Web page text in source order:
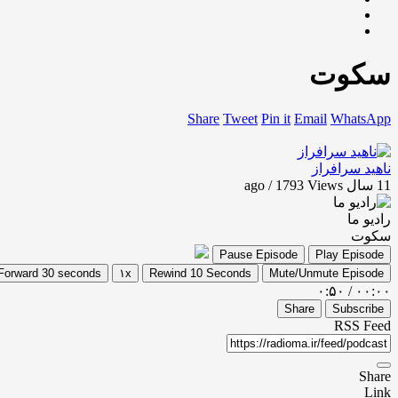
سکوت
Share Tweet Pin it Email WhatsApp
ناهید سرافراز
11 سال ago / 1793
Views
رادیو ما
سکوت
Play Episode
Pause Episode
Mute/Unmute Episode
Rewind 10 Seconds ۱x 30 seconds
۰۰:۰۰ / ۰:۵۰
Subscribe
Share
RSS Feed
Share
Link